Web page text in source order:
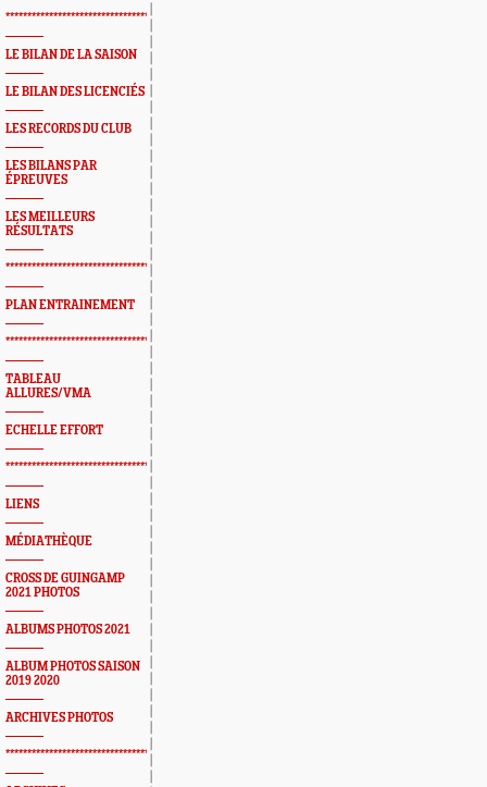
*************************************************
LE BILAN DE LA SAISON
LE BILAN DES LICENCIÉS
LES RECORDS DU CLUB
LES BILANS PAR
ÉPREUVES
LES MEILLEURS
RÉSULTATS
*************************************************
PLAN ENTRAINEMENT
*************************************************
TABLEAU
ALLURES/VMA
ECHELLE EFFORT
*************************************************
LIENS
MÉDIATHÈQUE
CROSS DE GUINGAMP
2021 PHOTOS
ALBUMS PHOTOS 2021
ALBUM PHOTOS SAISON
2019 2020
ARCHIVES PHOTOS
*************************************************